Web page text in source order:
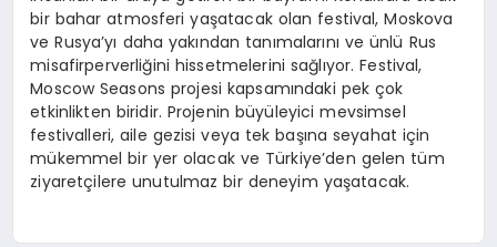
bir bahar atmosferi yaşatacak olan festival, Moskova
ve Rusya’yı daha yakından tanımalarını ve ünlü Rus
misafirperverliğini hissetmelerini sağlıyor. Festival,
Moscow Seasons projesi kapsamındaki pek çok
etkinlikten biridir. Projenin büyüleyici mevsimsel
festivalleri, aile gezisi veya tek başına seyahat için
mükemmel bir yer olacak ve Türkiye’den gelen tüm
ziyaretçilere unutulmaz bir deneyim yaşatacak.